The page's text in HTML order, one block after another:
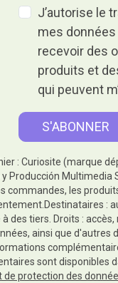
J’autorise le
mes
recevoir des
produits et
qui peuvent
: Curiosite (marque
Producción Multimedia
commandes, les
:
des tiers. Droits :
ainsi que d'autres
sont disponibles
protection des